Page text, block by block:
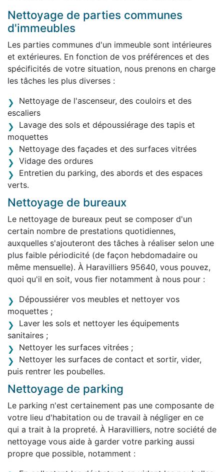
Nettoyage de parties communes
d'immeubles
Les parties communes d'un immeuble sont intérieures
et extérieures. En fonction de vos préférences et des
spécificités de votre situation, nous prenons en charge
les tâches les plus diverses :
Nettoyage de l'ascenseur, des couloirs et des
escaliers
Lavage des sols et dépoussiérage des tapis et
moquettes
Nettoyage des façades et des surfaces vitrées
Vidage des ordures
Entretien du parking, des abords et des espaces
verts.
Nettoyage de bureaux
Le nettoyage de bureaux peut se composer d'un
certain nombre de prestations quotidiennes,
auxquelles s'ajouteront des tâches à réaliser selon une
plus faible périodicité (de façon hebdomadaire ou
même mensuelle). À Haravilliers 95640, vous pouvez,
quoi qu'il en soit, vous fier notamment à nous pour :
Dépoussiérer vos meubles et nettoyer vos
moquettes ;
Laver les sols et nettoyer les équipements
sanitaires ;
Nettoyer les surfaces vitrées ;
Nettoyer les surfaces de contact et sortir, vider,
puis rentrer les poubelles.
Nettoyage de parking
Le parking n'est certainement pas une composante de
votre lieu d'habitation ou de travail à négliger en ce
qui a trait à la propreté. À Haravilliers, notre société de
nettoyage vous aide à garder votre parking aussi
propre que possible, notamment :